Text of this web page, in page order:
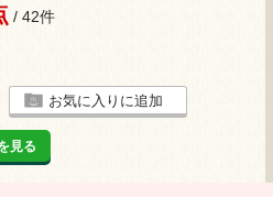
/ 42件
お気に入りに追加
見る